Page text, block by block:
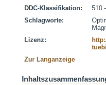
DDC-Klassifikation:
510
Schlagworte:
Lizenz:
Zur Langanzeige